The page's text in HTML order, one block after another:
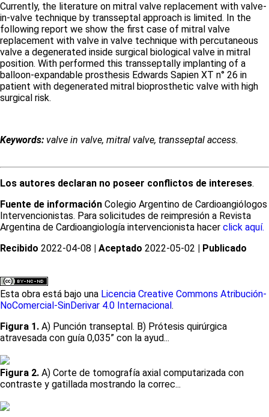
Currently, the literature on mitral valve replacement with valve-
in-valve technique by transseptal approach is limited. In the
following report we show the first case of mitral valve
replacement with valve in valve technique with percutaneous
valve a degenerated inside surgical biological valve in mitral
position. With performed this transseptally implanting of a
balloon-expandable prosthesis Edwards Sapien XT n° 26 in
patient with degenerated mitral bioprosthetic valve with high
surgical risk.
Keywords: valve in valve, mitral valve, transseptal access.
Los autores declaran no poseer conflictos de intereses.
Fuente de información Colegio Argentino de Cardioangiólogos
Intervencionistas. Para solicitudes de reimpresión a Revista
Argentina de Cardioangiología intervencionista hacer click aquí.
Recibido 2022-04-08 | Aceptado 2022-05-02 | Publicado
Esta obra está bajo una Licencia Creative Commons Atribución-
NoComercial-SinDerivar 4.0 Internacional .
Figura 1. A) Punción transeptal. B) Prótesis quirúrgica
atravesada con guía 0,035” con la ayud...
Figura 2. A) Corte de tomografía axial computarizada con
contraste y gatillada mostrando la correc...